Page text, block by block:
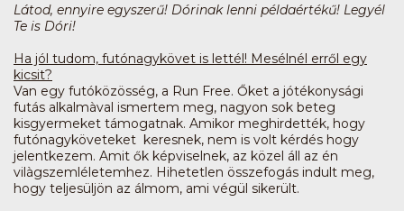
Látod, ennyire egyszerű! Dórinak lenni példaértékű! Legyél
Te is Dóri!
Ha jól tudom, futónagykövet is lettél! Mesélnél erről egy
kicsit?
Van egy futóközösség, a Run Free. Őket a jótékonysági
futás alkalmàval ismertem meg, nagyon sok beteg
kisgyermeket támogatnak. Amikor meghirdették, hogy
futónagyköveteket keresnek, nem is volt kérdés hogy
jelentkezem. Amit ők képviselnek, az közel áll az én
vilàgszemléletemhez. Hihetetlen összefogás indult meg,
hogy teljesüljön az álmom, ami végül sikerült.